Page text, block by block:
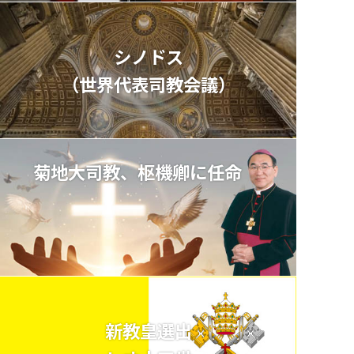
シノドス
（世界代表司教会議）
菊地大司教、枢機卿に任命
新教皇選出